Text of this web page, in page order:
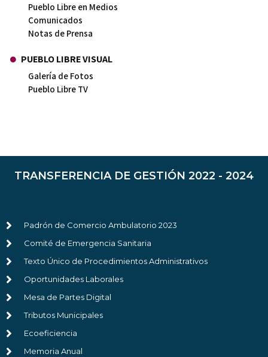
Pueblo Libre en Medios
Comunicados
Notas de Prensa
PUEBLO LIBRE VISUAL
Galería de Fotos
Pueblo Libre TV
TRANSFERENCIA DE GESTIÓN 2022 - 2024
Padrón de Comercio Ambulatorio 2023
Comité de Emergencia Sanitaria
Texto Único de Procedimientos Administrativos
Oportunidades Laborales
Mesa de Partes Digital
Tributos Municipales
Ecoeficiencia
Memoria Anual